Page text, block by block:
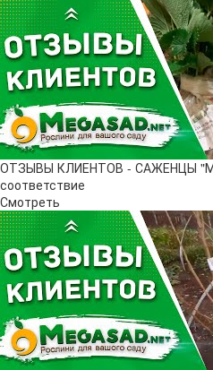
ОТЗЫВЫ КЛИЕНТОВ - САЖЕНЦЫ
соответствие
Смотреть